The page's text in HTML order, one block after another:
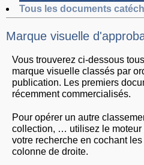
Tous les documents
Marque visuelle
Vous trouverez ci-dessous
marque visuelle classés par
publication. Les premiers
récemment commercialisés.
Pour opérer un autre
collection, … utilisez le moteur
votre recherche en cochant
colonne de droite.